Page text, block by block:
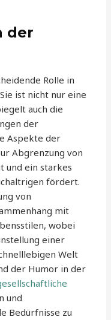
der
Rolle in
ist nicht nur eine
auch die
der
Aspekte der
Abgrenzung von
und ein starkes
fördert.
von
mit
wobei
einer
Welt
der Humor in der
und
Bedürfnisse zu